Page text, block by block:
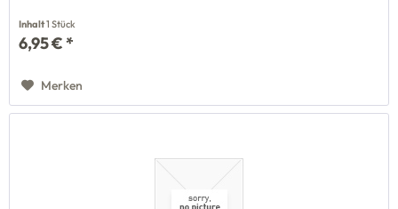
Inhalt1 Stück
6,95 € *
Merken